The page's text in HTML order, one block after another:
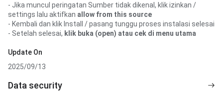
- Jika muncul peringatan Sumber tidak dikenal, klik izinkan /
settings lalu aktifkan allow from this source
- Kembali dan klik Install / pasang tunggu proses instalasi selesai
- Setelah selesai, klik buka (open) atau cek di menu utama
Update On
2025/09/13
Data security